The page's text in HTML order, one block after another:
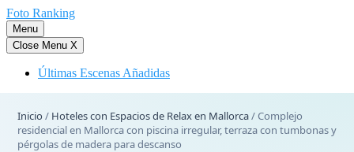
Saltar
al
contenido
Foto Ranking
Menu
Close Menu X
Últimas Escenas Añadidas
Inicio / Hoteles con Espacios de Relax en Mallorca/ Complejo
residencial en Mallorca con piscina irregular, terraza con tumbonas y
pérgolas de madera para descanso